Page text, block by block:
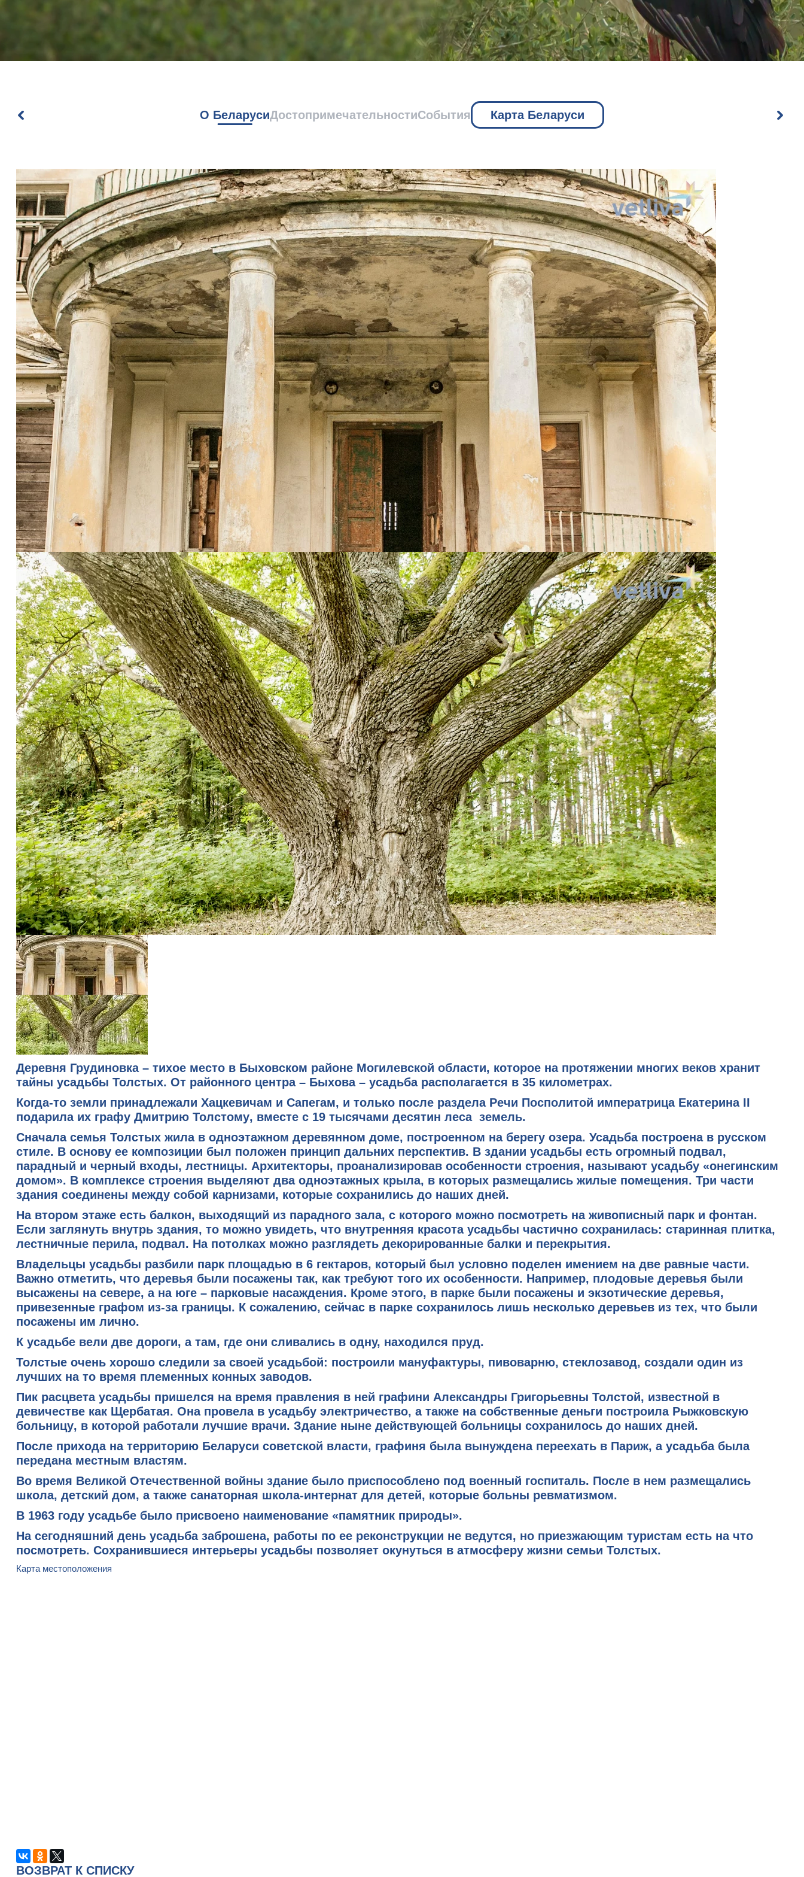
О БеларусиДостопримечательностиСобытия Карта Беларуси
Деревня Грудиновка– тихое место в Быховском районе Могилевской области, которое на протяжении многих веков хранит
тайны усадьбы Толстых. От районного центра – Быхова – усадьба располагается в 35 километрах.
Когда-то земли принадлежали Хацкевичам и Сапегам, и только после раздела Речи Посполитой императрица Екатерина II
подарила их графу Дмитрию Толстому, вместе с 19 тысячами десятин леса земель.
Сначала семья Толстых жила в одноэтажном деревянном доме, построенном на берегу озера. Усадьба построена в русском
стиле. В основу ее композиции был положен принцип дальних перспектив. В здании усадьбы есть огромный подвал,
парадный и черный входы, лестницы. Архитекторы, проанализировав особенности строения, называют усадьбу «онегинским
домом». В комплексе строения выделяют два одноэтажных крыла, в которых размещались жилые помещения. Три части
здания соединены между собой карнизами, которые сохранились до наших дней.
На втором этаже есть балкон, выходящий из парадного зала, с которого можно посмотреть на живописный парк и фонтан.
Если заглянуть внутрь здания, то можно увидеть, что внутренняя красота усадьбы частично сохранилась: старинная плитка,
лестничные перила, подвал. На потолках можно разглядеть декорированные балки и перекрытия.
Владельцы усадьбы разбили парк площадью в 6 гектаров, который был условно поделен имением на две равные части.
Важно отметить, что деревья были посажены так, как требуют того их особенности. Например, плодовые деревья были
высажены на севере, а на юге – парковые насаждения. Кроме этого, в парке были посажены и экзотические деревья,
привезенные графом из-за границы. К сожалению, сейчас в парке сохранилось лишь несколько деревьев из тех, что были
посажены им лично.
К усадьбе вели две дороги, а там, где они сливались в одну, находился пруд.
Толстые очень хорошо следили за своей усадьбой: построили мануфактуры, пивоварню, стеклозавод, создали один из
лучших на то время племенных конных заводов.
Пик расцвета усадьбы пришелся на время правления в ней графини Александры Григорьевны Толстой, известной в
девичестве как Щербатая. Она провела в усадьбу электричество, а также на собственные деньги построила Рыжковскую
больницу, в которой работали лучшие врачи. Здание ныне действующей больницы сохранилось до наших дней.
После прихода на территорию Беларуси советской власти, графиня была вынуждена переехать в Париж, а усадьба была
передана местным властям.
Во время Великой Отечественной войны здание было приспособлено под военный госпиталь. После в нем размещались
школа, детский дом, а также санаторная школа-интернат для детей, которые больны ревматизмом.
В 1963 году усадьбе было присвоено наименование «памятник природы».
На сегодняшний день усадьба заброшена, работы по ее реконструкции не ведутся, но приезжающим туристам есть на что
посмотреть. Сохранившиеся интерьеры усадьбы позволяет окунуться в атмосферу жизни семьи Толстых.
Карта местоположения
ВОЗВРАТ К СПИСКУ